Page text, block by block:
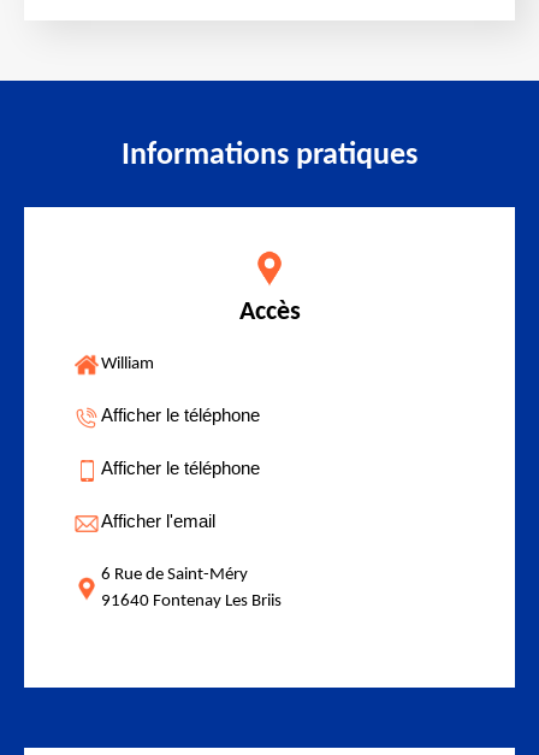
Informations pratiques
Accès
William
Afficher le téléphone
Afficher le téléphone
Afficher l'email
6 Rue de Saint-Méry
91640 Fontenay Les Briis